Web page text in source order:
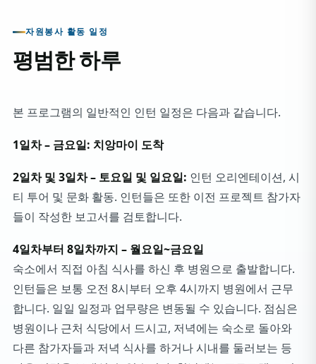
자원봉사 활동 일정
평범한 하루
본 프로그램의 일반적인 인턴 일정은 다음과 같습니다.
1일차 – 금요일: 치앙마이 도착
2일차 및 3일차– 토요일 및 일요일: 인턴 오리엔테이션, 시
티 투어 및 문화 활동. 인턴들은 또한 이전 프로젝트 참가자
들이 작성한 보고서를 검토합니다.
4일차부터 8일차까지 – 월요일~금요일
숙소에서 직접 아침 식사를 하신 후 병원으로 출발합니다.
인턴들은 보통 오전 8시부터 오후 4시까지 병원에서 근무
합니다. 일일 일정과 업무량은 변동될 수 있습니다. 점심은
병원이나 근처 식당에서 드시고, 저녁에는 숙소로 돌아와
다른 참가자들과 저녁 식사를 하거나 시내를 둘러보는 등